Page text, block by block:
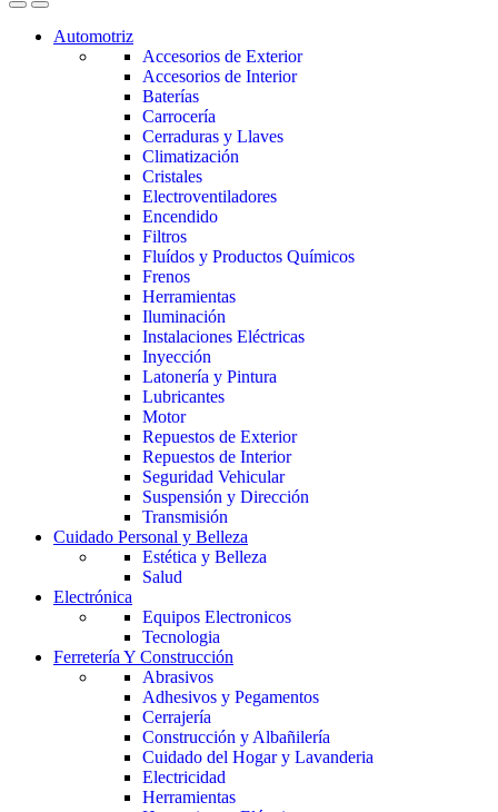
Automotriz
Accesorios de Exterior
Accesorios de Interior
Baterías
Carrocería
Cerraduras y Llaves
Climatización
Cristales
Electroventiladores
Encendido
Filtros
Fluídos y Productos Químicos
Frenos
Herramientas
Iluminación
Instalaciones Eléctricas
Inyección
Latonería y Pintura
Lubricantes
Motor
Repuestos de Exterior
Repuestos de Interior
Seguridad Vehicular
Suspensión y Dirección
Transmisión
Cuidado Personal y Belleza
Estética y Belleza
Salud
Electrónica
Equipos Electronicos
Tecnologia
Ferretería Y Construcción
Abrasivos
Adhesivos y Pegamentos
Cerrajería
Construcción y Albañilería
Cuidado del Hogar y Lavanderia
Electricidad
Herramientas